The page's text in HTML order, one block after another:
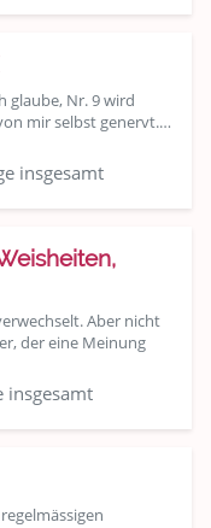
glaube, Nr. 9 wird
mir selbst genervt.…
insgesamt
Aber nicht
der eine Meinung
insgesamt